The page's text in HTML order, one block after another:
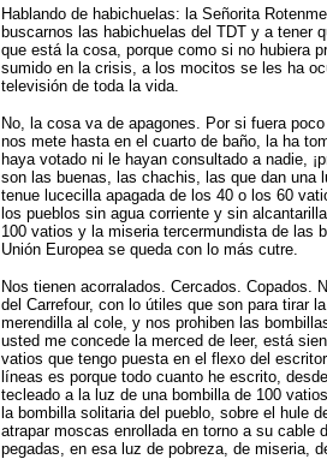
Hablando de habichuelas: la Señorita
buscarnos las habichuelas del TDT y a tener
que está la cosa, porque como si no hubiera
sumido en la crisis, a los mocitos se les ha
televisión de toda la vida.
No, la cosa va de apagones. Por si fuera
nos mete hasta en el cuarto de baño, la ha
haya votado ni le hayan consultado a nadie,
son las buenas, las chachis, las que dan una
tenue lucecilla apagada de los 40 o los 60
los pueblos sin agua corriente y sin
100 vatios y la miseria tercermundista de las
Unión Europea se queda con lo más cutre.
Nos tienen acorralados. Cercados. Copados.
del Carrefour, con lo útiles que son para tirar
merendilla al cole, y nos prohiben las
usted me concede la merced de leer, está
vatios que tengo puesta en el flexo del
líneas es porque todo cuanto he escrito,
tecleado a la luz de una bombilla de 100
la bombilla solitaria del pueblo, sobre el hule
atrapar moscas enrollada en torno a su
pegadas, en esa luz de pobreza, de miseria,